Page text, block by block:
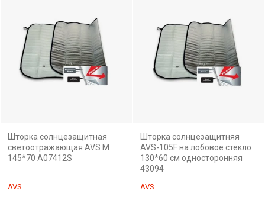
Шторка солнцезащитная
светоотражающая AVS M
145*70 A07412S
AVS
Шторка солнцезащитняя
AVS-105F на лобовое стекло
130*60 см односторонняя
43094
AVS